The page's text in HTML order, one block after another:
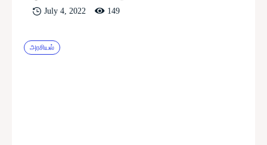
July 4, 2022 149
அரசியல்